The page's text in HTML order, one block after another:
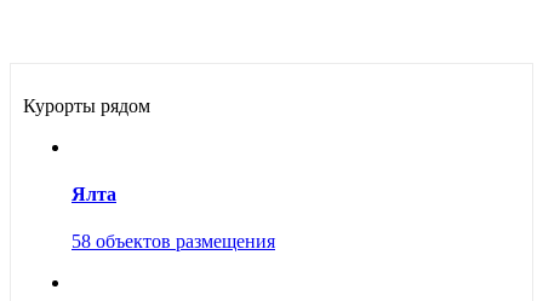
Курорты рядом
Ялта
58 объектов размещения